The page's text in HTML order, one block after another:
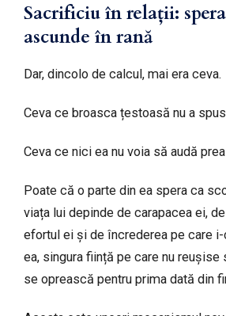
Sacrificiu în relații:
ascunde în rană
Dar, dincolo de calcul, mai era ceva.
Ceva ce broasca țestoasă nu a
Ceva ce nici ea nu voia să audă
Poate că o parte din ea spera ca
viața lui depinde de carapacea ei,
efortul ei și de încrederea pe care
ea, singura ființă pe care nu reușise
se oprească pentru prima dată din